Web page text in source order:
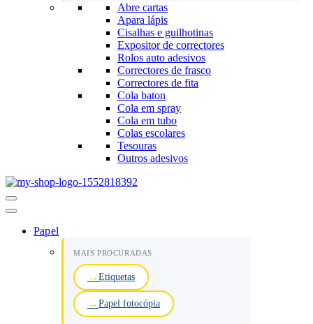
Abre cartas
Apara lápis
Cisalhas e guilhotinas
Expositor de correctores
Rolos auto adesivos
Correctores de frasco
Correctores de fita
Cola baton
Cola em spray
Cola em tubo
Colas escolares
Tesouras
Outros adesivos
Menu
de
Papel
MAIS PROCURADAS
Etiquetas
Papel fotocópia